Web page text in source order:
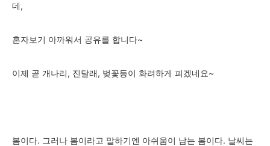
데,
혼자보기 아까워서 공유를 합니다~
이제 곧 개나리, 진달래, 벚꽃등이 화려하게 피겠네요~
봄이다. 그러나 봄이라고 말하기엔 아쉬움이 남는 봄이다. 날씨는